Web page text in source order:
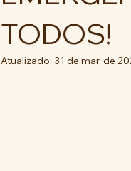
TODOS!
Atualizado: 31 de mar. de